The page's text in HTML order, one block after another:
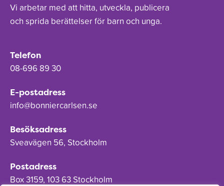
Vi arbetar med att hitta, utveckla, publicera
och sprida berättelser för barn och unga.
Telefon
08-696 89 30
E-postadress
info@bonniercarlsen.se
Besöksadress
Sveavägen 56, Stockholm
Postadress
Box 3159, 103 63 Stockholm